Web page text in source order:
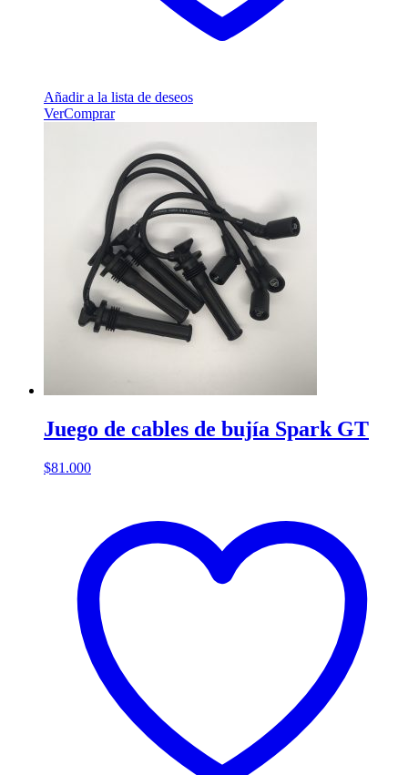
Añadir a la lista de deseos
VerComprar
Juego de cables de bujía Spark GT
$81.000